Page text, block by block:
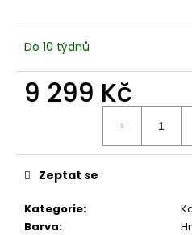
Do 10 týdnů
9 299 Kč
Kategorie:
Barva:
Zeptat se
o
p
u
č
u
e